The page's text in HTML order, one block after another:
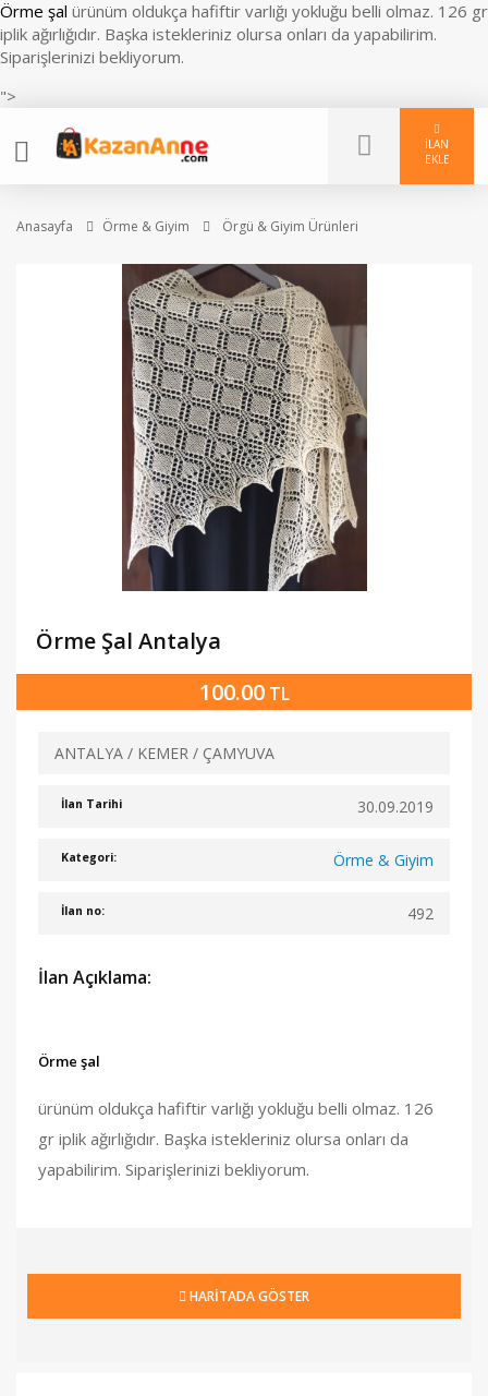
Örme şal ürünüm oldukça hafiftir varlığı yokluğu belli olmaz. 126 gr
iplik ağırlığıdır. Başka istekleriniz olursa onları da yapabilirim.
Siparişlerinizi bekliyorum.
">
İLAN
EKLE
Anasayfa Örme & Giyim Örgü & Giyim Ürünleri
Örme Şal Antalya
100.00TL
ANTALYA / KEMER / ÇAMYUVA
İlan Tarihi 30.09.2019
Kategori: Örme & Giyim
İlan no: 492
İlan Açıklama:
Örme şal
ürünüm oldukça hafiftir varlığı yokluğu belli olmaz. 126
gr iplik ağırlığıdır. Başka istekleriniz olursa onları da
yapabilirim. Siparişlerinizi bekliyorum.
HARİTADA GÖSTER